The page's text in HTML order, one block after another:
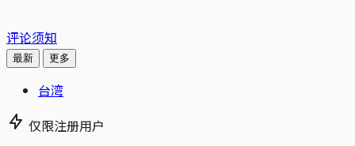
评论须知
最新 更多
台湾
仅限注册用户